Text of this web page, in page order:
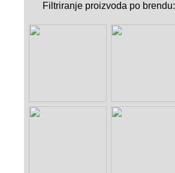
Filtriranje proizvoda po brendu: